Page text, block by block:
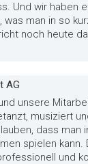
Und wir haben
man in so
noch heute
AG
unsere
musiziert
dass man
spielen kann.
und